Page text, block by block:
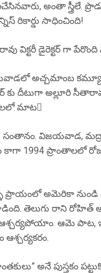
అంతా స్త్రీలే.
రికార్డు సాధించింది!
విక్టరీ డైరెక్టర్ గా
అచ్చమాంబ
దీటుగా అల్లూరి
మాట
విజయవాడ,
కాగా 1994 ప్రాంతాలలో
అమెరికా నుండి
తెలుగు రాని రోహిత్
ఆశ్చర్యపోయాం. ఆమె పాట,
అనే పుస్తకం